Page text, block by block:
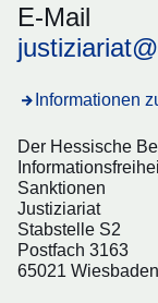
E-Mail
Informationen
Der Hessische
Sanktionen
Justiziariat
Stabstelle S2
Postfach 3163
65021 Wiesbaden